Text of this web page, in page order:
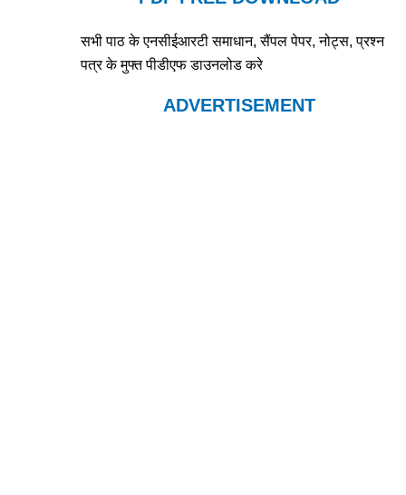
सभी पाठ के एनसीईआरटी समाधान, सैंपल पेपर, नोट्स, प्रश्न
पत्र के मुफ्त पीडीएफ डाउनलोड करे
ADVERTISEMENT